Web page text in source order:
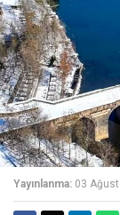
Yayınlanma: 03